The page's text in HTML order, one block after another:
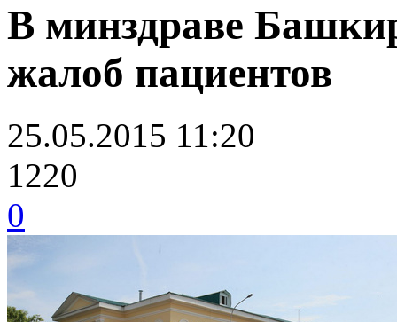
В минздраве
жалоб пациентов
25.05.2015 11:20
1220
0